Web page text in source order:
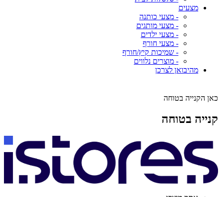
מצעים
- מצעי כותנה
- מצעי מותגים
- מצעי ילדים
- מצעי חורף
- שמיכות קיץ/חורף
- מוצרים נלווים
מהיבואן לצרכן
כאן הקנייה בטוחה
קנייה בטוחה